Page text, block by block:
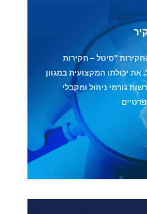
"סיטל – חקירות
את יכולתו המקצועית במגוון
גורמי ניהול ומקבלי